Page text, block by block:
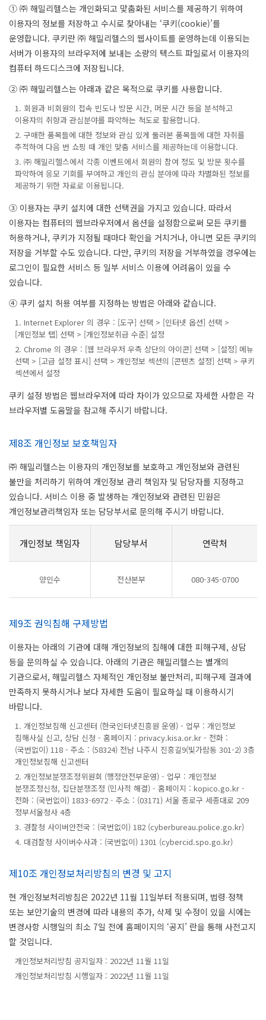
① ㈜ 해밀리헬스는 개인화되고 맞춤화된 서비스를 제공하기 위하여
이용자의 정보를 저장하고 수시로 찾아내는 ‘쿠키(cookie)’를
운영합니다. 쿠키란 ㈜ 해밀리헬스의 웹사이트를 운영하는데 이용되는
서버가 이용자의 브라우저에 보내는 소량의 텍스트 파일로서 이용자의
컴퓨터 하드디스크에 저장됩니다.
② ㈜ 해밀리헬스는 아래과 같은 목적으로 쿠키를 사용합니다.
1. 회원과 비회원의 접속 빈도나 방문 시간, 머문 시간 등을 분석하고
이용자의 취향과 관심분야를 파악하는 척도로 활용합니다.
2. 구매한 품목들에 대한 정보와 관심 있게 둘러본 품목들에 대한 자취를
추적하여 다음 번 쇼핑 때 개인 맞춤 서비스를 제공하는데 이용합니다.
3. ㈜ 해밀리헬스에서 각종 이벤트에서 회원의 참여 정도 및 방문 횟수를
파악하여 응모 기회를 부여하고 개인의 관심 분야에 따라 차별화된 정보를
제공하기 위한 자료로 이용됩니다.
③ 이용자는 쿠키 설치에 대한 선택권을 가지고 있습니다. 따라서
이용자는 컴퓨터의 웹브라우저에서 옵션을 설정함으로써 모든 쿠키를
허용하거나, 쿠키가 지정될 때마다 확인을 거치거나, 아니면 모든 쿠키의
저장을 거부할 수도 있습니다. 다만, 쿠키의 저장을 거부하였을 경우에는
로그인이 필요한 서비스 등 일부 서비스 이용에 어려움이 있을 수
있습니다.
④ 쿠키 설치 허용 여부를 지정하는 방법은 아래와 같습니다.
1. Internet Explorer 의 경우 : [도구] 선택 > [인터넷 옵션] 선택 >
[개인정보 탭] 선택 > [개인정보취급 수준] 설정
2. Chrome 의 경우 : [웹 브라우저 우측 상단의 아이콘] 선택 > [설정] 메뉴
선택 > [고급 설정 표시] 선택 > 개인정보 섹션의 [콘텐츠 설정] 선택 > 쿠키
섹션에서 설정
쿠키 설정 방법은 웹브라우저에 따라 차이가 있으므로 자세한 사항은 각
브라우저별 도움말을 참고해 주시기 바랍니다.
제8조 개인정보 보호책임자
㈜ 해밀리헬스는 이용자의 개인정보를 보호하고 개인정보와 관련된
불만을 처리하기 위하여 개인정보 관리 책임자 및 담당자를 지정하고
있습니다. 서비스 이용 중 발생하는 개인정보와 관련된 민원은
개인정보관리책임자 또는 담당부서로 문의해 주시기 바랍니다.
개인정보 책임자 담당부서 연락처
양인수 전산본부 080-345-0700
제9조 권익침해 구제방법
이용자는 아래의 기관에 대해 개인정보의 침해에 대한 피해구제, 상담
등을 문의하실 수 있습니다. 아래의 기관은 해밀리헬스는 별개의
기관으로서, 해밀리헬스 자체적인 개인정보 불만처리, 피해구제 결과에
만족하지 못하시거나 보다 자세한 도움이 필요하실 때 이용하시기
바랍니다.
1. 개인정보침해 신고센터 (한국인터넷진흥원 운영) - 업무 : 개인정보
침해사실 신고, 상담 신청 - 홈페이지 : privacy.kisa.or.kr - 전화 :
(국번없이) 118 - 주소 : (58324) 전남 나주시 진흥길9(빛가람동 301-2) 3층
개인정보침해 신고센터
2. 개인정보분쟁조정위원회 (행정안전부운영) - 업무 : 개인정보
분쟁조정신청, 집단분쟁조정 (민사적 해결) - 홈페이지 : kopico.go.kr -
전화 : (국번없이) 1833-6972 - 주소 : (03171) 서울 종로구 세종대로 209
정부서울청사 4층
3. 경찰청 사이버안전국 : (국번없이) 182 (cyberbureau.police.go.kr)
4. 대검찰청 사이버수사과 : (국번없이) 1301 (cybercid.spo.go.kr)
제10조 개인정보처리방침의 변경 및 고지
현 개인정보처리방침은 2022년 11월 11일부터 적용되며, 법령∙정책
또는 보안기술의 변경에 따라 내용의 추가, 삭제 및 수정이 있을 시에는
변경사항 시행일의 최소 7일 전에 홈페이지의 ‘공지’ 란을 통해 사전고지
할 것입니다.
개인정보처리방침 공지일자 : 2022년 11월 11일
개인정보처리방침 시행일자 : 2022년 11월 11일